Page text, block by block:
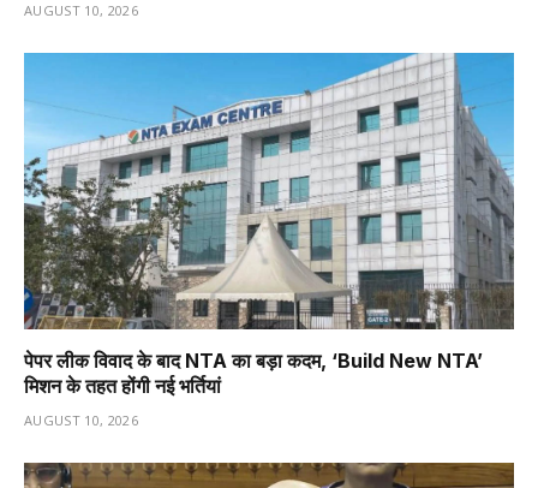
AUGUST 10, 2026
पेपर लीक विवाद के बाद NTA का बड़ा कदम, ‘Build New NTA’
मिशन के तहत होंगी नई भर्तियां
AUGUST 10, 2026